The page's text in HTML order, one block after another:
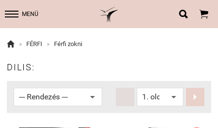
MENÜ  
 » FÉRFI » Férfi zokni
DILIS:
